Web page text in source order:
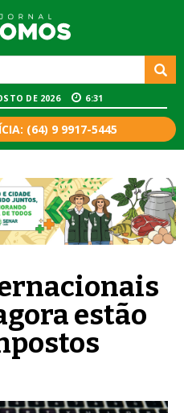
DE 2026 6:31
(64) 9 9917-5445
estão